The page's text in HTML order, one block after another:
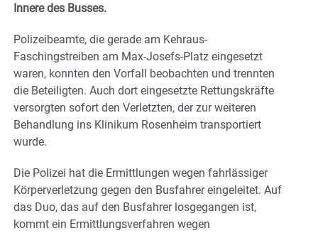
Innere des Busses.
Polizeibeamte, die gerade am Kehraus-
Faschingstreiben am Max-Josefs-Platz eingesetzt
waren, konnten den Vorfall beobachten und trennten
die Beteiligten. Auch dort eingesetzte Rettungskräfte
versorgten sofort den Verletzten, der zur weiteren
Behandlung ins Klinikum Rosenheim transportiert
wurde.
Die Polizei hat die Ermittlungen wegen fahrlässiger
Körperverletzung gegen den Busfahrer eingeleitet. Auf
das Duo, das auf den Busfahrer losgegangen ist,
kommt ein Ermittlungsverfahren wegen